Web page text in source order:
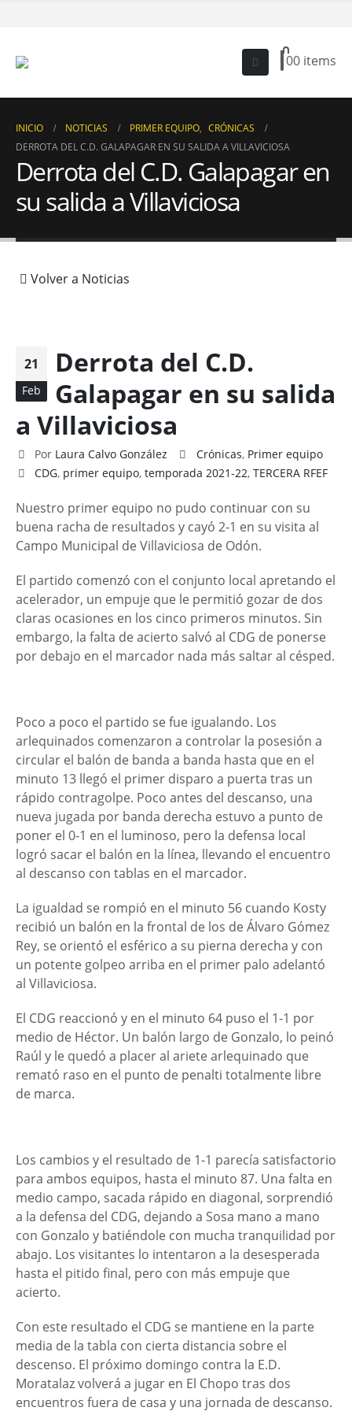
00 items
INICIO NOTICIAS PRIMER EQUIPO, CRÓNICAS
DERROTA DEL C.D. GALAPAGAR EN SU SALIDA A VILLAVICIOSA
Derrota del C.D. Galapagar en
su salida a Villaviciosa
Volver a Noticias
21
Feb
Derrota del C.D.
Galapagar en su salida
a Villaviciosa
Por Laura Calvo González Crónicas, Primer equipo
CDG, primer equipo,temporada 2021-22,TERCERA RFEF
Nuestro primer equipo no pudo continuar con su
buena racha de resultados y cayó 2-1 en su visita al
Campo Municipal de Villaviciosa de Odón.
El partido comenzó con el conjunto local apretando el
acelerador, un empuje que le permitió gozar de dos
claras ocasiones en los cinco primeros minutos. Sin
embargo, la falta de acierto salvó al CDG de ponerse
por debajo en el marcador nada más saltar al césped.
Poco a poco el partido se fue igualando. Los
arlequinados comenzaron a controlar la posesión a
circular el balón de banda a banda hasta que en el
minuto 13 llegó el primer disparo a puerta tras un
rápido contragolpe. Poco antes del descanso, una
nueva jugada por banda derecha estuvo a punto de
poner el 0-1 en el luminoso, pero la defensa local
logró sacar el balón en la línea, llevando el encuentro
al descanso con tablas en el marcador.
La igualdad se rompió en el minuto 56 cuando Kosty
recibió un balón en la frontal de los de Álvaro Gómez
Rey, se orientó el esférico a su pierna derecha y con
un potente golpeo arriba en el primer palo adelantó
al Villaviciosa.
El CDG reaccionó y en el minuto 64 puso el 1-1 por
medio de Héctor. Un balón largo de Gonzalo, lo peinó
Raúl y le quedó a placer al ariete arlequinado que
remató raso en el punto de penalti totalmente libre
de marca.
Los cambios y el resultado de 1-1 parecía satisfactorio
para ambos equipos, hasta el minuto 87. Una falta en
medio campo, sacada rápido en diagonal, sorprendió
a la defensa del CDG, dejando a Sosa mano a mano
con Gonzalo y batiéndole con mucha tranquilidad por
abajo. Los visitantes lo intentaron a la desesperada
hasta el pitido final, pero con más empuje que
acierto.
Con este resultado el CDG se mantiene en la parte
media de la tabla con cierta distancia sobre el
descenso. El próximo domingo contra la E.D.
Moratalaz volverá a jugar en El Chopo tras dos
encuentros fuera de casa y una jornada de descanso.